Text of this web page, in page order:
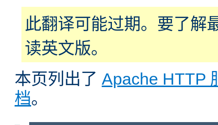
此翻译可能过期。要了解
读英文版。
本页列出了 Apache HTTP
档。